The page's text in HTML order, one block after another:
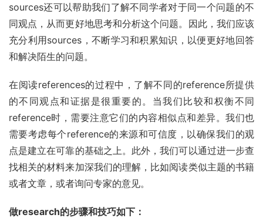
sources还可以帮助我们了解不同学者对于同一个问题的不
同观点，从而更好地思考和分析这个问题。因此，我们应该
充分利用sources，不断学习和积累知识，以便更好地回答
和解决陌生的问题。
在阅读references的过程中，了解不同的reference所提供
的不同观点和证据是很重要的。当我们比较和权衡不同
reference时，需要注意它们的内容相似点和差异。我们也
需要考虑每个reference的来源和可信度，以确保我们的观
点是建立在可靠的基础之上。此外，我们可以通过进一步查
找相关的材料来加深我们的理解，比如阅读类似主题的书籍
或者文章，或者询问专家的意见。
做research的步骤和技巧如下：